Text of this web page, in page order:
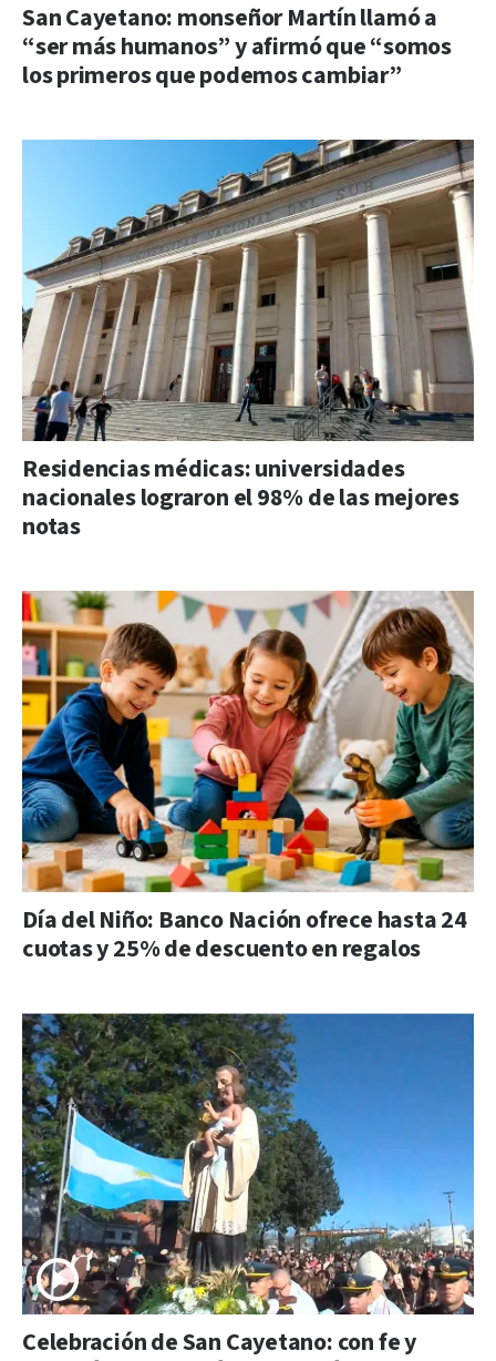
San Cayetano: monseñor Martín llamó a
“ser más humanos” y afirmó que “somos
los primeros que podemos cambiar”
Residencias médicas: universidades
nacionales lograron el 98% de las mejores
notas
Día del Niño: Banco Nación ofrece hasta 24
cuotas y 25% de descuento en regalos
Celebración de San Cayetano: con fe y